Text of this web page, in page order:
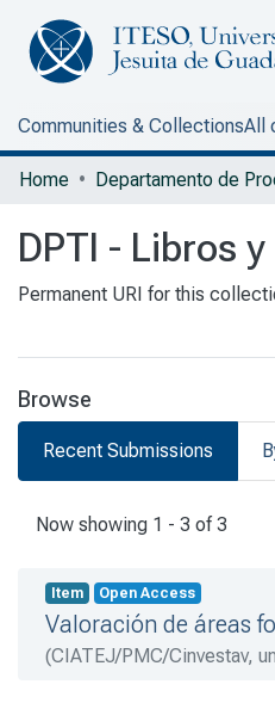
Communities & CollectionsAll
Home
DPTI - Libros
Permanent URI for this
Browse
Recent Submissions
Recent Submissions
Now showing 1 - 3 of 3
Item Open Access
Valoración de áreas
(CIATEJ/PMC/Cinvestav,